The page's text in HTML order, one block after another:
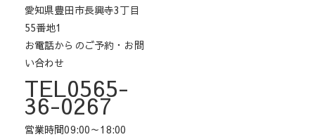
愛知県豊田市長興寺3丁目
55番地1
お電話からのご予約・お問
い合わせ
TEL0565-
36-0267
営業時間09:00～18:00